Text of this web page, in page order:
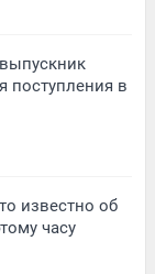
поступления в
известно об
часу